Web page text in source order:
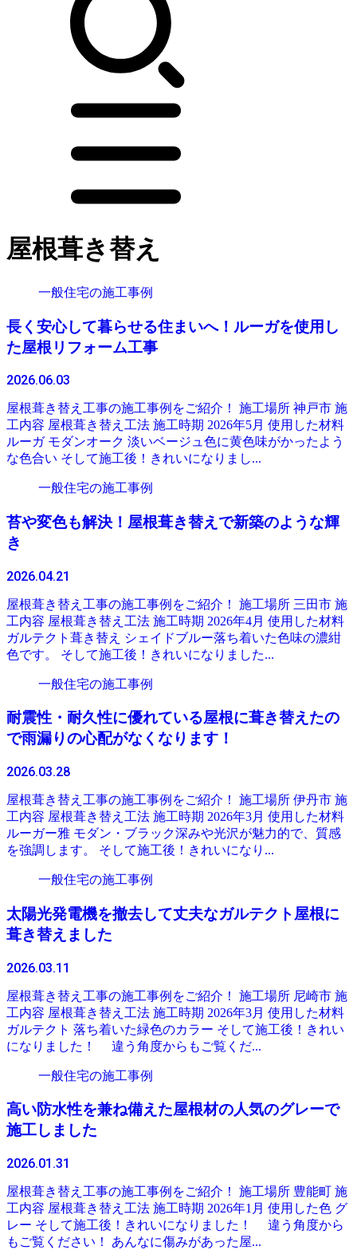
屋根葺き替え
一般住宅の施工事例
長く安心して暮らせる住まいへ！ルーガを使用し
た屋根リフォーム工事
2026.06.03
屋根葺き替え工事の施工事例をご紹介！ 施工場所 神戸市 施
工内容 屋根葺き替え工法 施工時期 2026年5月 使用した材料
ルーガ モダンオーク 淡いベージュ色に黄色味がかったよう
な色合い そして施工後！きれいになりまし...
一般住宅の施工事例
苔や変色も解決！屋根葺き替えで新築のような輝
き
2026.04.21
屋根葺き替え工事の施工事例をご紹介！ 施工場所 三田市 施
工内容 屋根葺き替え工法 施工時期 2026年4月 使用した材料
ガルテクト葺き替え シェイドブルー落ち着いた色味の濃紺
色です。 そして施工後！きれいになりました...
一般住宅の施工事例
耐震性・耐久性に優れている屋根に葺き替えたの
で雨漏りの心配がなくなります！
2026.03.28
屋根葺き替え工事の施工事例をご紹介！ 施工場所 伊丹市 施
工内容 屋根葺き替え工法 施工時期 2026年3月 使用した材料
ルーガー雅 モダン・ブラック深みや光沢が魅力的で、質感
を強調します。 そして施工後！きれいになり...
一般住宅の施工事例
太陽光発電機を撤去して丈夫なガルテクト屋根に
葺き替えました
2026.03.11
屋根葺き替え工事の施工事例をご紹介！ 施工場所 尼崎市 施
工内容 屋根葺き替え工法 施工時期 2026年3月 使用した材料
ガルテクト 落ち着いた緑色のカラー そして施工後！きれい
になりました！ 違う角度からもご覧くだ...
一般住宅の施工事例
高い防水性を兼ね備えた屋根材の人気のグレーで
施工しました
2026.01.31
屋根葺き替え工事の施工事例をご紹介！ 施工場所 豊能町 施
工内容 屋根葺き替え工法 施工時期 2026年1月 使用した色 グ
レー そして施工後！きれいになりました！ 違う角度から
もご覧ください！ あんなに傷みがあった屋...